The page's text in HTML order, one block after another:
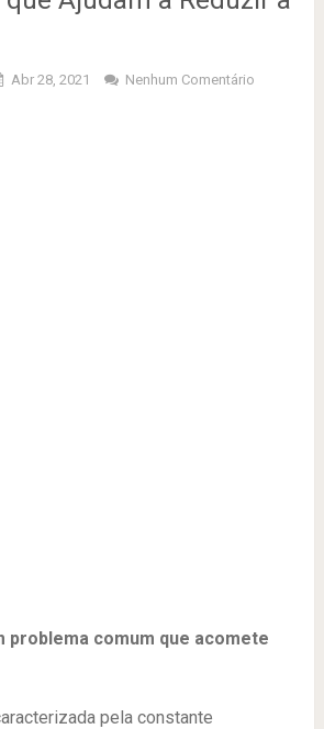
Abr 28, 2021 Nenhum Comentário
problema comum que acomete
pela constante